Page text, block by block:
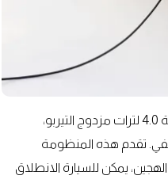
أسفل غطاء محرك مرسيدس-إيه إم جي S63 E بيرفورمانس 2024 يتم احتضان محرك V8 بسعة 4.0 لترات مزدوج التيربو،
المحور الخلفي. تقدم هذه المنظومة
متر. بفضل هذا النظام الهجين، يمكن للسيارة الانطلاق